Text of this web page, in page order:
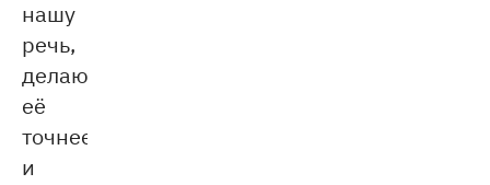
нашу
речь,
делают
её
точнее
и